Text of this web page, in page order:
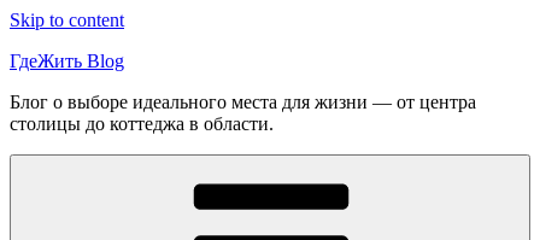
Skip to content
ГдеЖить Blog
Блог о выборе идеального места для жизни — от центра
столицы до коттеджа в области.